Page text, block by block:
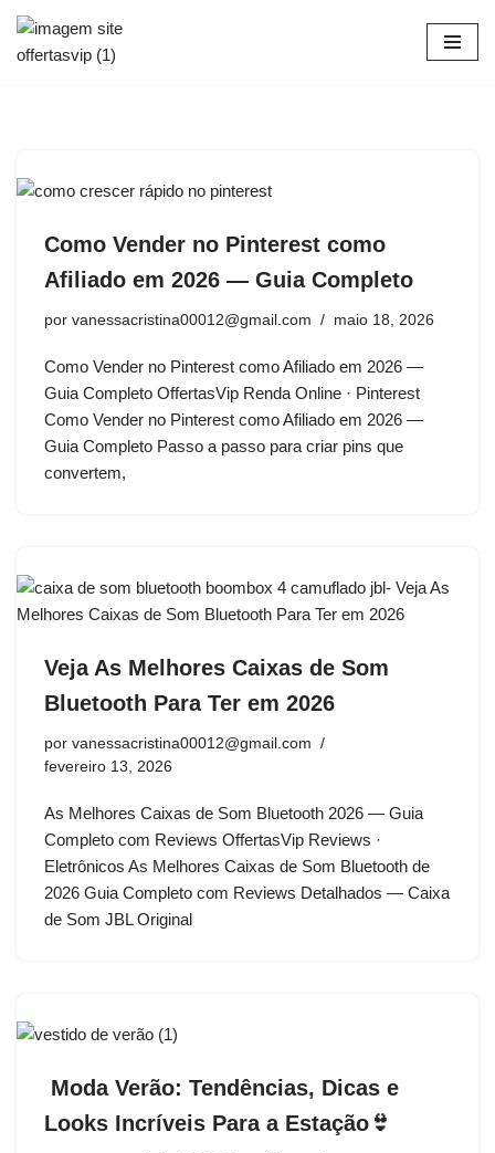
Pular
Como Vender no Pinterest como
Afiliado em 2026 — Guia Completo
por vanessacristina00012@gmail.com maio 18, 2026
Como Vender no Pinterest como Afiliado em 2026 —
Guia Completo OffertasVip Renda Online · Pinterest
Como Vender no Pinterest como Afiliado em 2026 —
Guia Completo Passo a passo para criar pins que
convertem,
Veja As Melhores Caixas de Som
Bluetooth Para Ter em 2026
por vanessacristina00012@gmail.com
fevereiro 13, 2026
As Melhores Caixas de Som Bluetooth 2026 — Guia
Completo com Reviews OffertasVip Reviews ·
Eletrônicos As Melhores Caixas de Som Bluetooth de
2026 Guia Completo com Reviews Detalhados — Caixa
de Som JBL Original
Moda Verão: Tendências, Dicas e
Looks Incríveis Para a Estação👙